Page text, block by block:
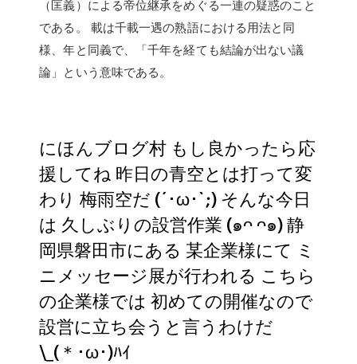
（匡義）による帝位継承をめぐる一連の疑惑のこと
である。 載は千載一遇の熟語における用法と同
様、年と同義で、「千年を経ても結論が出ない議
論」という意味である。
にほんブログ村 もし良かったら応
援してね 昨日の青空とは打って変
わり 梅雨空だ (´･ω･`;) そんな今日
は 久しぶりの設営作業 (๑ᴖ ᴖ๑) 静
岡県磐田市にある 某企業様にて ミ
ニメッセージ展が行われる こちら
の企業様では 初めての開催なので
設営に立ち会うと言うわけだ
\_(＊･ω･)ﾊｲ